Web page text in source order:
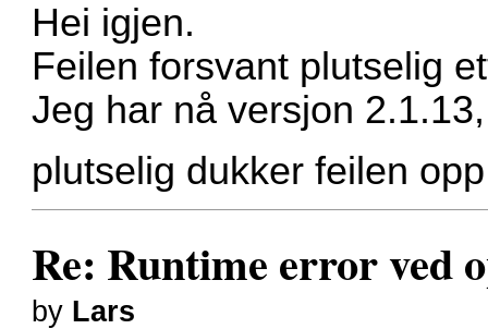
Hei igjen.
Feilen forsvant plutselig
Jeg har nå versjon
plutselig dukker feilen
Re: Runtime error ved
by Lars